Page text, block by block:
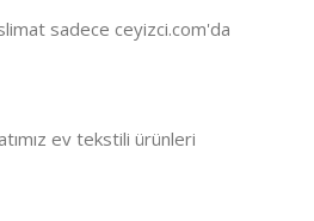
sadece ceyizci.com'da
ev tekstili ürünleri